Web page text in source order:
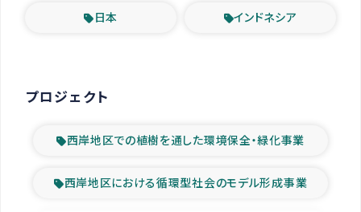
日本 インドネシア
プロジェクト
西岸地区での植樹を通した環境保全・緑化事業
西岸地区における循環型社会のモデル形成事業